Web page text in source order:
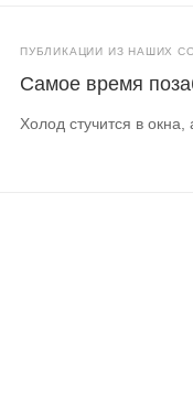
ПУБЛИКАЦИИ ИЗ НАШИХ
Самое время
Холод стучится в